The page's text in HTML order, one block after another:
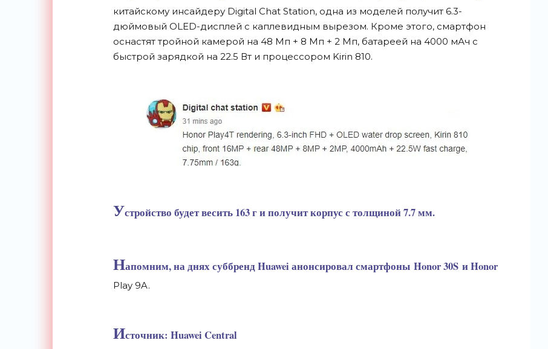
китайскому инсайдеру Digital Chat Station, одна из моделей получит 6.3-
дюймовый OLED-дисплей с каплевидным вырезом. Кроме этого, смартфон
оснастят тройной камерой на 48 Мп + 8 Мп + 2 Мп, батареей на 4000 мАч с
быстрой зарядкой на 22.5 Вт и процессором Kirin 810.
Устройство будет весить 163 г и получит корпус с толщиной 7.7 мм.
Напомним, на днях суббренд Huawei анонсировал смартфоны Honor 30S и Honor
Play 9A.
Источник: Huawei Central